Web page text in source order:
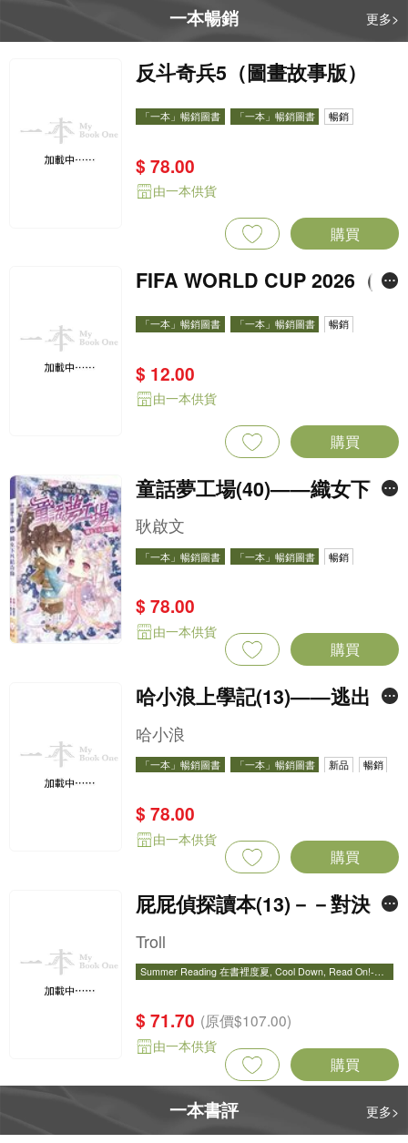
一本暢銷 更多>
反斗奇兵5（圖畫故事版）
「一本」暢銷圖書 「一本」暢銷圖書 暢銷
$ 78.00
由一本供貨
購買
FIFA WORLD CUP 2026（St
icker pack 貼紙包）
「一本」暢銷圖書 「一本」暢銷圖書 暢銷
$ 12.00
由一本供貨
購買
童話夢工場(40)——織女下凡
結奇緣
耿啟文
「一本」暢銷圖書 「一本」暢銷圖書 暢銷
$ 78.00
由一本供貨
購買
哈小浪上學記(13)——逃出神
奇博物館
哈小浪
「一本」暢銷圖書 「一本」暢銷圖書 新品 暢銷
$ 78.00
由一本供貨
購買
屁屁偵探讀本(13)－－對決！
怪盜學院（星星篇）
Troll
Summer Reading 在書裡度夏, Cool Down, Read On!-精
暢銷
$ 71.70 (原價$107.00)
由一本供貨
購買
一本書評 更多>